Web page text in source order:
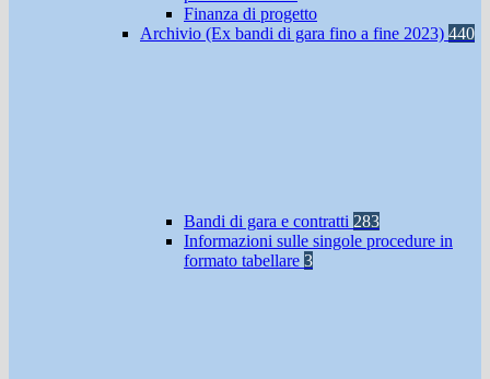
Finanza di progetto
Archivio (Ex bandi di gara fino a fine 2023) 440
Bandi di gara e contratti 283
Informazioni sulle singole procedure in
formato tabellare 3